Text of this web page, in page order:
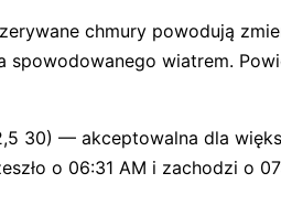
chmury powodują
spowodowanego wiatrem.
30) — akceptowalna dla
o 06:31 AM i zachodzi o